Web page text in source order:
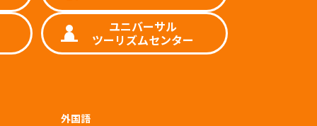
ユニバーサル
ツーリズムセンター
外国語